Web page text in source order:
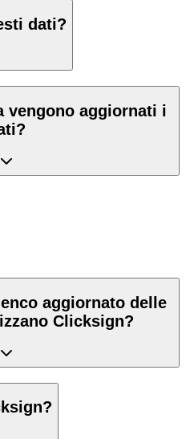
dati?
vengono aggiornati i
aggiornato delle
Clicksign?